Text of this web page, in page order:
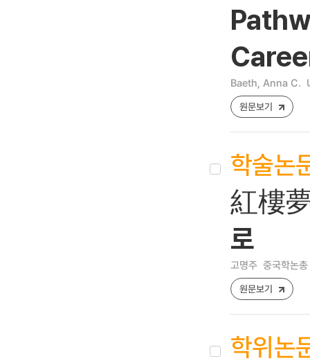
Baeth, Anna C.
원문보기
학술논
紅樓
로
고명주 중국학논
원문보기
학위논